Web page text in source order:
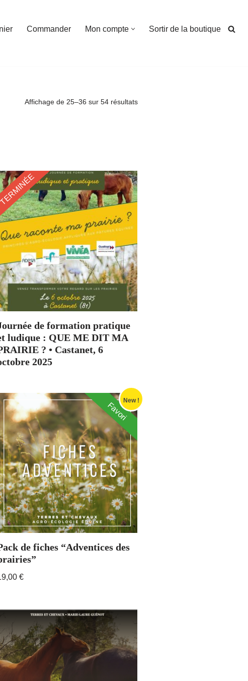
Commander Mon compte Sortir de la boutique
Affichage de 25–36 sur 54 résultats
de formation pratique
ludique : QUE ME DIT MA
? • Castanet, 6
2025
Favori
New !
de fiches “Adventices des
€